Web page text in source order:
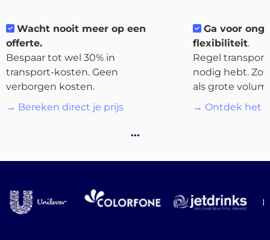
platform
Bestemmingen
Wacht nooit meer op een
offerte.
Bespaar tot wel 30% in
transport-kosten. Geen
verborgen kosten.
→ Bereken direct je prijs
Ga voor
flexibiliteit.
Regel
nodig hebt.
als grote
→ Ontdek het
…